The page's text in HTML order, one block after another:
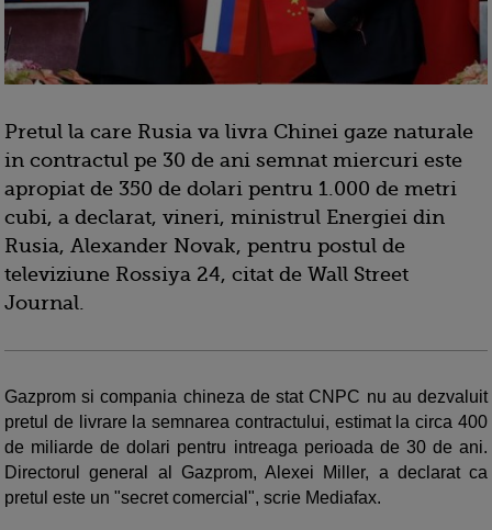
Pretul la care Rusia va livra Chinei gaze naturale
in contractul pe 30 de ani semnat miercuri este
apropiat de 350 de dolari pentru 1.000 de metri
cubi, a declarat, vineri, ministrul Energiei din
Rusia, Alexander Novak, pentru postul de
televiziune Rossiya 24, citat de Wall Street
Journal.
Gazprom si compania chineza de stat CNPC nu au dezvaluit
pretul de livrare la semnarea contractului, estimat la circa 400
de miliarde de dolari pentru intreaga perioada de 30 de ani.
Directorul general al Gazprom, Alexei Miller, a declarat ca
pretul este un "secret comercial", scrie Mediafax.